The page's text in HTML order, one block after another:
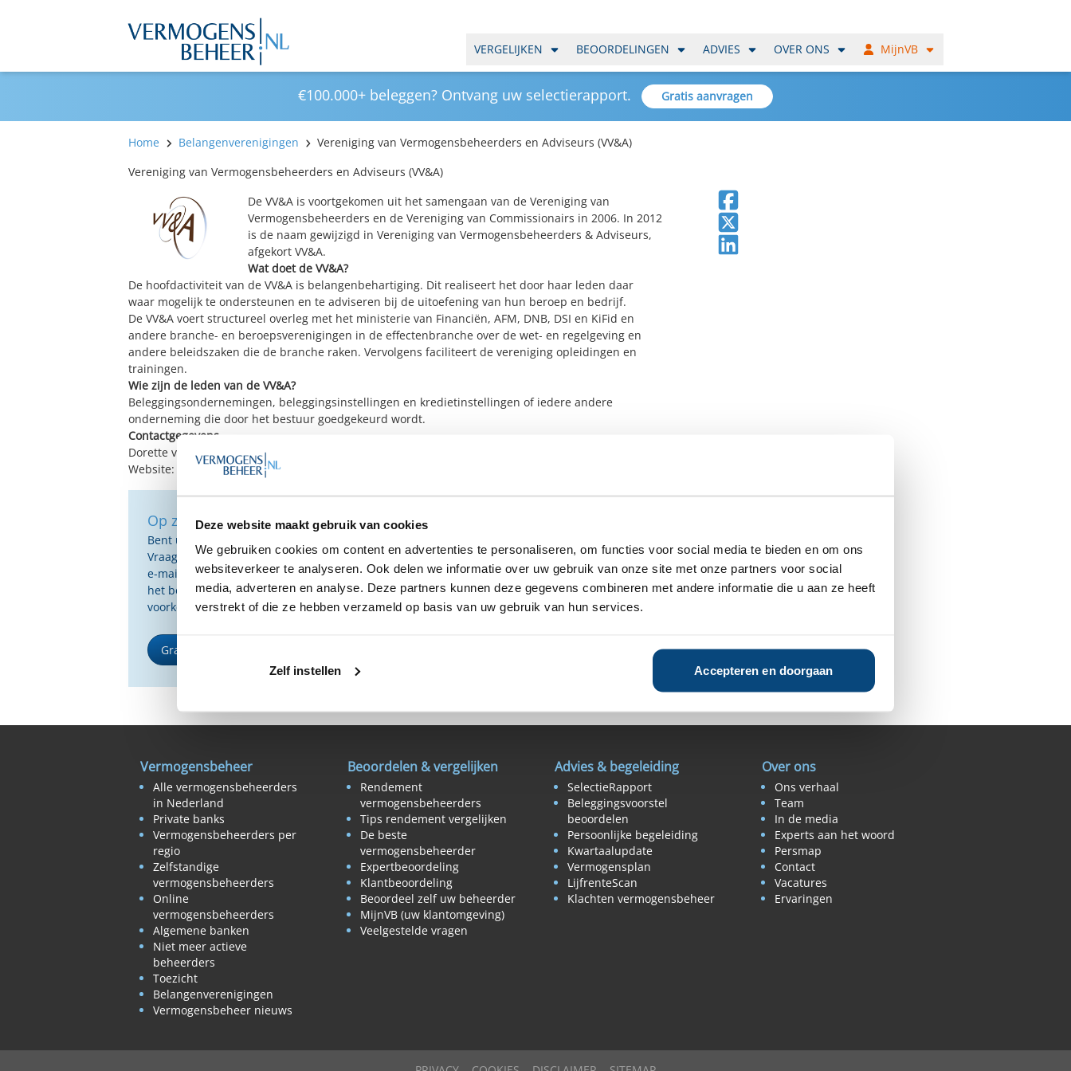
Deze website maakt gebruik van cookies
We gebruiken cookies om content en advertenties te personaliseren, om functies voor social media te bieden en om ons
websiteverkeer te analyseren. Ook delen we informatie over uw gebruik van onze site met onze partners voor social
media, adverteren en analyse. Deze partners kunnen deze gegevens combineren met andere informatie die u aan ze heeft
verstrekt of die ze hebben verzameld op basis van uw gebruik van hun services.
Zelf instellen Accepteren en doorgaan
VERGELIJKEN BEOORDELINGEN ADVIES OVER ONS MijnVB
€100.000+ beleggen? Ontvang uw selectierapport. Gratis aanvragen
Home Belangenverenigingen
Vereniging van Vermogensbeheerders en Adviseurs (VV&A)
Vereniging van Vermogensbeheerders en Adviseurs (VV&A)
De VV&A is voortgekomen uit het samengaan van de Vereniging van
Vermogensbeheerders en de Vereniging van Commissionairs in 2006. In 2012
is de naam gewijzigd in Vereniging van Vermogensbeheerders & Adviseurs,
afgekort VV&A.
Wat doet de VV&A?
De hoofdactiviteit van de VV&A is belangenbehartiging. Dit realiseert het door haar leden daar
waar mogelijk te ondersteunen en te adviseren bij de uitoefening van hun beroep en bedrijf.
De VV&A voert structureel overleg met het ministerie van Financiën, AFM, DNB, DSI en KiFid en
andere branche- en beroepsverenigingen in de effectenbranche over de wet- en regelgeving en
andere beleidszaken die de branche raken. Vervolgens faciliteert de vereniging opleidingen en
trainingen.
Wie zijn de leden van de VV&A?
Beleggingsondernemingen, beleggingsinstellingen en kredietinstellingen of iedere andere
onderneming die door het bestuur goedgekeurd wordt.
Contactgegevens
Dorette van Ravesteyn (Verenigingszaken). Email:
Website:
www.vvena.nl.
Op zoek naar de beste vermogensbeheerder?
Bent u op zoek naar de voor u beste vermogensbeheerder?
Vraag dan gratis en geheel vrijblijvend een SelectieRapport aan. Per
e-mail ontvangt u een selectie van goede vermogensbeheerders die
het beste passen bij uw persoonlijke situatie, wensen en
voorkeuren.
Gratis Selectierapport
Deel op Facebook
Deel op X
Deel op LinkedIn
Vermogensbeheer
Alle vermogensbeheerders
in Nederland
Private banks
Vermogensbeheerders per
regio
Zelfstandige
vermogensbeheerders
Online
vermogensbeheerders
Algemene banken
Niet meer actieve
beheerders
Toezicht
Belangenverenigingen
Vermogensbeheer nieuws
Beoordelen & vergelijken
Rendement
vermogensbeheerders
Tips rendement vergelijken
De beste
vermogensbeheerder
Expertbeoordeling
Klantbeoordeling
Beoordeel zelf uw beheerder
MijnVB (uw klantomgeving)
Veelgestelde vragen
Advies & begeleiding
SelectieRapport
Beleggingsvoorstel
beoordelen
Persoonlijke begeleiding
Kwartaalupdate
Vermogensplan
LijfrenteScan
Klachten vermogensbeheer
Over ons
Ons verhaal
Team
In de media
Experts aan het woord
Persmap
Contact
Vacatures
Ervaringen